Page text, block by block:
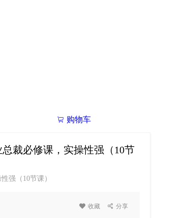
 购物车
裁必修课，实操性强（10节
强（10节课）
 收藏  分享